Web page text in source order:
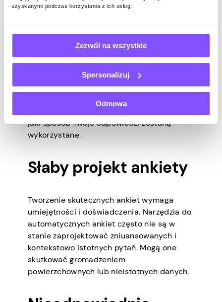
uzyskanymi podczas korzystania z ich usług.
Zezwól na wszystkie
Spersonalizuj
Odmowa
dla badań i podejmowania decyzji.
Brak przejrzystości
Przejrzystość w procesach gromadzenia
danych ma zasadnicze znaczenie dla
utrzymania wiarygodności. Powinieneś być
jaki sposób Twoje odpowiedzi zostaną
wykorzystane.
Słaby projekt ankiety
Tworzenie skutecznych ankiet wymaga
umiejętności i doświadczenia. Narzędzia do
automatycznych ankiet często nie są w
stanie zaprojektować zniuansowanych i
kontekstowo istotnych pytań. Mogą one
skutkować gromadzeniem
powierzchownych lub nieistotnych danych.